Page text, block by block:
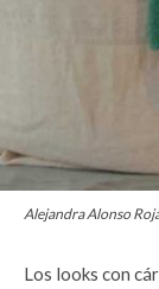
Alejandra Alonso
Los looks con